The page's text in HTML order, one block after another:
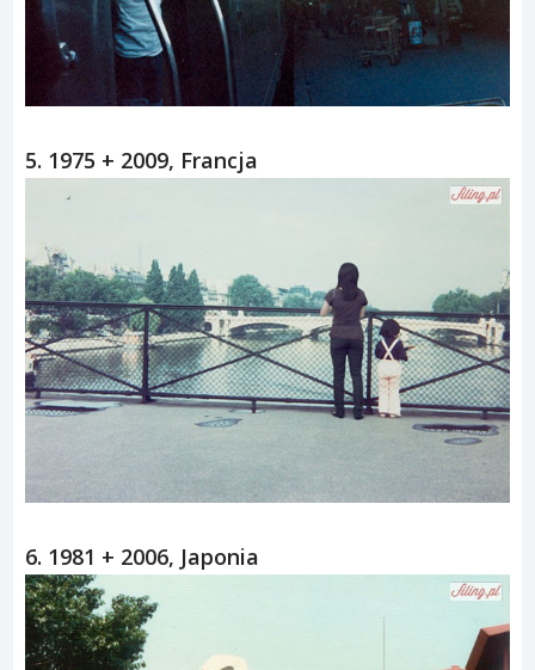
5. 1975 + 2009, Francja
6. 1981 + 2006, Japonia